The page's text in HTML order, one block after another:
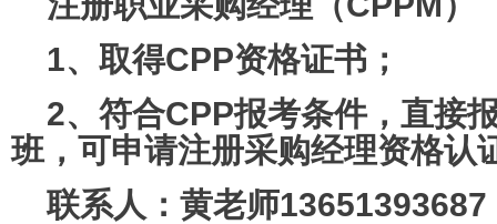
1、取得CPP资格证书；
2、符合CPP报考条件，直接
班，可申请注册采购经理资格认
联系人：黄老师13651393687